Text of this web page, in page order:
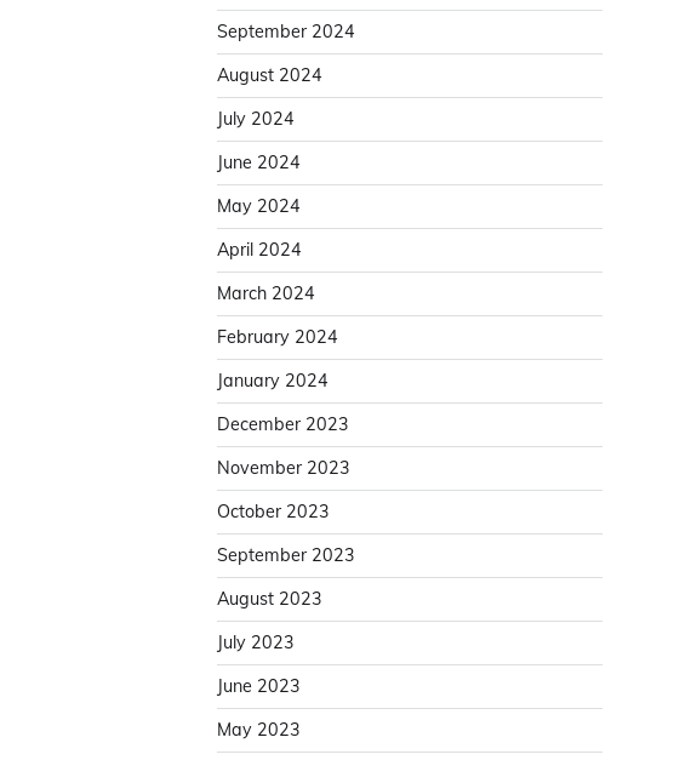
September 2024
August 2024
July 2024
June 2024
May 2024
April 2024
March 2024
February 2024
January 2024
December 2023
November 2023
October 2023
September 2023
August 2023
July 2023
June 2023
May 2023